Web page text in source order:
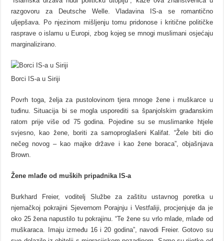
razgovoru za Deutsche Welle. Vladavina IS-a se romantično
uljepšava. Po njezinom mišljenju tomu pridonose i kritične političke
rasprave o islamu u Europi, zbog kojeg se mnogi muslimani osjećaju
marginalizirano.
Borci IS-a u Siriji
Povrh toga, želja za pustolovinom tjera mnoge žene i muškarce u
tuđinu. Situacija bi se mogla usporediti sa španjolskim građanskim
ratom prije više od 75 godina. Pojedine su se muslimanke htjele
svjesno, kao žene, boriti za samoproglašeni Kalifat. “Žele biti dio
nečeg novog – kao majke države i kao žene boraca”, objašnjava
Brown.
Ženemlađe od muških pripadnika IS-a
Burkhard Freier, voditelj Službe za zaštitu ustavnog poretka u
njemačkoj pokrajini Sjevernom Porajnju i Vestfaliji, procjenjuje da je
oko 25 žena napustilo tu pokrajinu. “Te žene su vrlo mlade, mlađe od
muškaraca. Imaju između 16 i 20 godina”, navodi Freier. Gotovo su